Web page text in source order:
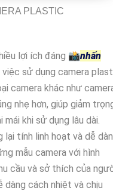
PLASTIC
lợi ích đáng 📸nhấn
việc sử dụng camera
camera khác như
nhẹ hơn, giúp giảm
khi sử dụng lâu dài.
lại tính linh hoạt và dễ
mẫu camera với hình
cầu và sở thích của
cách nhiệt và chịu